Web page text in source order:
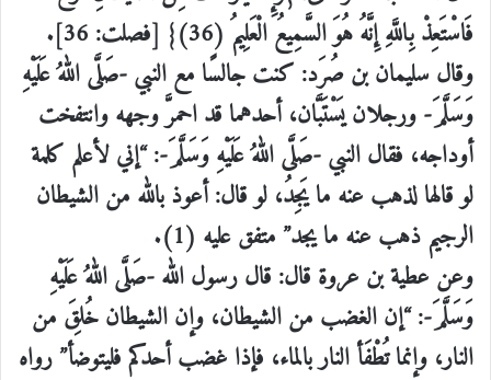
فَاسْتَعِذْ بِاللَّهِ إِنَّهُ هُوَ السَّمِيعُ الْعَلِيمُ (36)} [فصلت: 36].
وقال سليمان بن صُرَد: كنت جالسًا مع النبي -صَلَّى اللهُ عَلَيْهِ
وَسَلَّمَ- ورجلان يَسْتَبَّان، أحدهما قد احمرَّ وجهه وانتفخت
أوداجه، فقال النبي -صَلَّى اللهُ عَلَيْهِ وَسَلَّمَ-: “إني لأعلم كلمة
لو قالها لذهب عنه ما يَجِدُ، لو قال: أعوذ بالله من الشيطان
الرجيم ذهب عنه ما يجد” متفق عليه (1).
وعن عطية بن عروة قال: قال رسول الله -صَلَّى اللهُ عَلَيْهِ
وَسَلَّمَ-: “إن الغضب من الشيطان، وإن الشيطان خُلِقَ من
النار، وإنما تُطْفَأ النار بالماء، فإذا غضب أحدكم فليتوضأ” رواه